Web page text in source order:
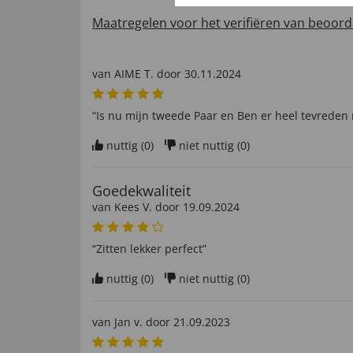
Maatregelen voor het verifiëren van
van AIME T. door 30.11.2024
“Is nu mijn tweede Paar en Ben er heel tevreden
nuttig (0) niet nuttig (0)
Goedekwaliteit
van Kees V. door 19.09.2024
“Zitten lekker perfect”
nuttig (0) niet nuttig (0)
van Jan v. door 21.09.2023